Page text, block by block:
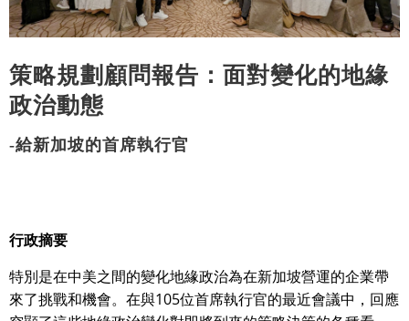
策略規劃顧問報告：面對變化的地緣
政治動態
-給新加坡的首席執行官
行政摘要
特別是在中美之間的變化地緣政治為在新加坡營運的企業帶
來了挑戰和機會。在與105位首席執行官的最近會議中，回應